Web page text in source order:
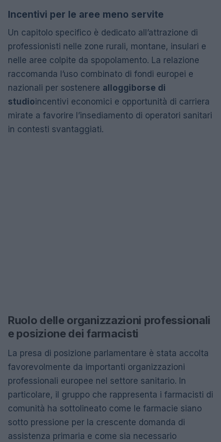
Incentivi per le aree meno servite
Un capitolo specifico è dedicato all’attrazione di
professionisti nelle zone rurali, montane, insulari e
nelle aree colpite da spopolamento. La relazione
raccomanda l’uso combinato di fondi europei e
nazionali per sostenere alloggi borse di
studioincentivi economici e opportunità di carriera
mirate a favorire l’insediamento di operatori sanitari
in contesti svantaggiati.
Ruolo delle organizzazioni professionali
e posizione dei farmacisti
La presa di posizione parlamentare è stata accolta
favorevolmente da importanti organizzazioni
professionali europee nel settore sanitario. In
particolare, il gruppo che rappresenta i farmacisti di
comunità ha sottolineato come le farmacie siano
sotto pressione per la crescente domanda di
assistenza primaria e come sia necessario